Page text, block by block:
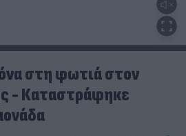
στη φωτιά στον
- Καταστράφηκε